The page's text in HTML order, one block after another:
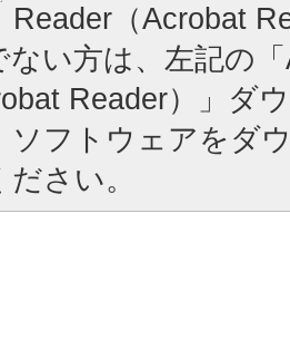
Reader（Acrobat
い方は、左記の
Reader）」ダ
ソフトウェアをダ
さい。